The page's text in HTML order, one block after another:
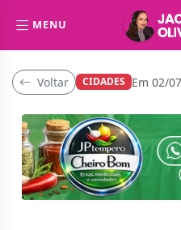
MENU
Voltar CIDADES Em 02/